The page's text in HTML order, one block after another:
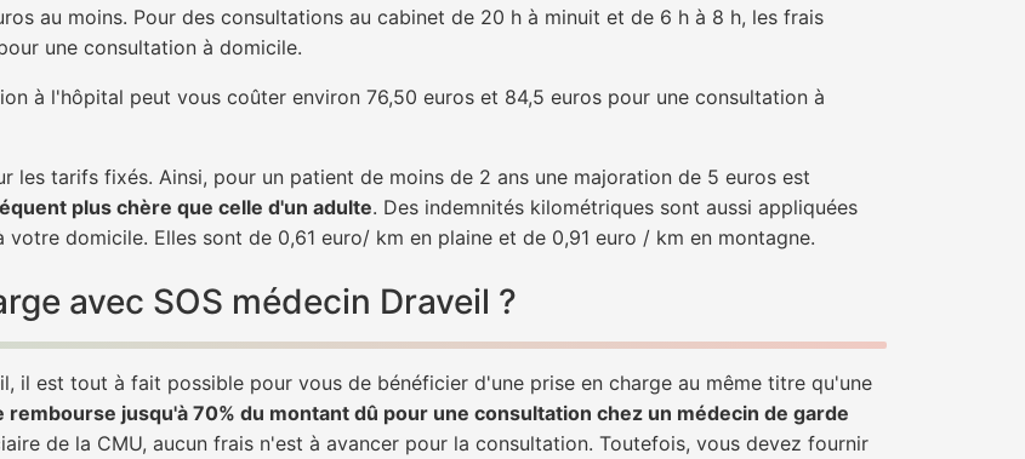
au moins. Pour des consultations au cabinet de 20 h à minuit et de 6 h à 8 h, les frais
une consultation à domicile.
à l'hôpital peut vous coûter environ 76,50 euros et 84,5 euros pour une consultation à
les tarifs fixés. Ainsi, pour un patient de moins de 2 ans une majoration de 5 euros est
plus chère que celle d'un adulte. Des indemnités kilométriques sont aussi appliquées
domicile. Elles sont de 0,61 euro/ km en plaine et de 0,91 euro / km en montagne.
avec SOS médecin Draveil ?
il est tout à fait possible pour vous de bénéficier d'une prise en charge au même titre qu'une
rembourse jusqu'à 70% du montant dû pour une consultation chez un médecin de garde
de la CMU, aucun frais n'est à avancer pour la consultation. Toutefois, vous devez fournir